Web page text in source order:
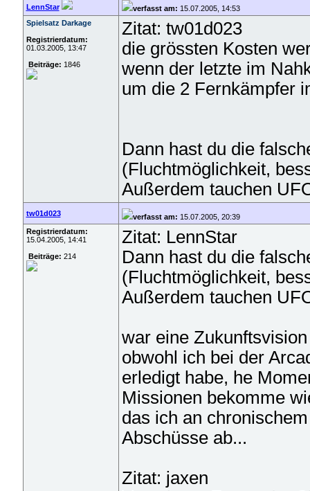
LennStar verfasst am: 15.07.2005, 14:53
Spielsatz Darkage
Registrierdatum:
01.03.2005, 13:47
Beiträge: 1846
Zitat: tw01d023
die grössten Kosten
wenn der letzte im
um die 2 Fernkämpfer
Dann hast du die
(Fluchtmöglichkeit,
Außerdem tauchen
tw01d023 verfasst am: 15.07.2005, 20:39
Registrierdatum:
15.04.2005, 14:41
Beiträge: 214
Zitat: LennStar
Dann hast du die
(Fluchtmöglichkeit,
Außerdem tauchen
war eine
obwohl ich bei der
erledigt habe, he
Missionen bekomme
das ich an
Abschüsse ab...
Zitat: jaxen